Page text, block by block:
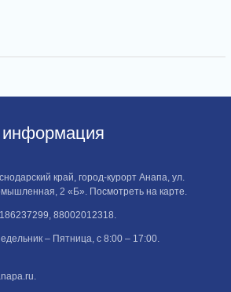
информация
край, город-курорт Анапа, ул.
2 «Б». Посмотреть на карте.
,88002012318.
– Пятница, с 8:00 – 17:00.
.